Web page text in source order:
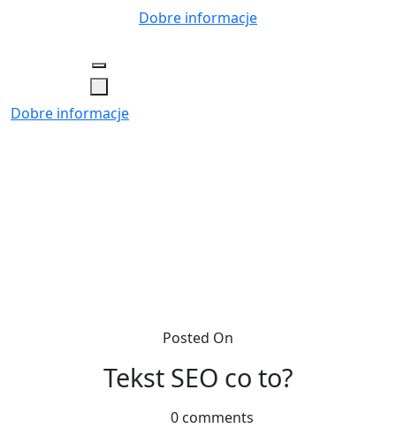
Dobre informacje
Dobre informacje
Posted On
Tekst SEO co to?
0 comments